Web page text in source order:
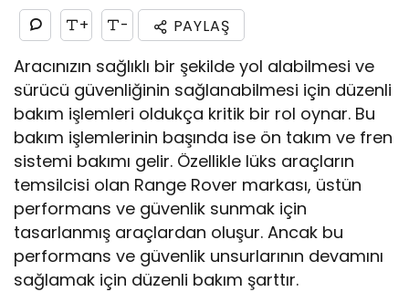
+ - PAYLAŞ
Aracınızın sağlıklı bir şekilde yol alabilmesi ve
sürücü güvenliğinin sağlanabilmesi için düzenli
bakım işlemleri oldukça kritik bir rol oynar. Bu
bakım işlemlerinin başında ise ön takım ve fren
sistemi bakımı gelir. Özellikle lüks araçların
temsilcisi olan Range Rover markası, üstün
performans ve güvenlik sunmak için
tasarlanmış araçlardan oluşur. Ancak bu
performans ve güvenlik unsurlarının devamını
sağlamak için düzenli bakım şarttır.